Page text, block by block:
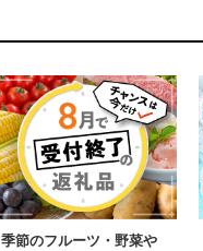
特選
季節のフルーツ・野菜や